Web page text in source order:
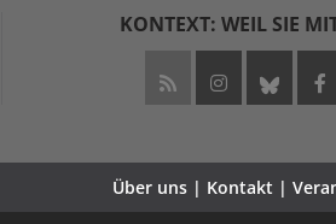
KONTEXT: WEIL SIE
Über uns | Kontakt |